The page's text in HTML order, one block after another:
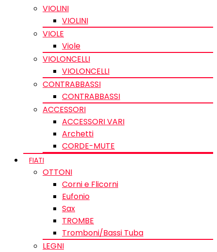
VIOLINI
VIOLINI
VIOLE
Viole
VIOLONCELLI
VIOLONCELLI
CONTRABBASSI
CONTRABBASSI
ACCESSORI
ACCESSORI VARI
Archetti
CORDE-MUTE
FIATI
OTTONI
Corni e Flicorni
Eufonio
Sax
TROMBE
Tromboni/Bassi Tuba
LEGNI